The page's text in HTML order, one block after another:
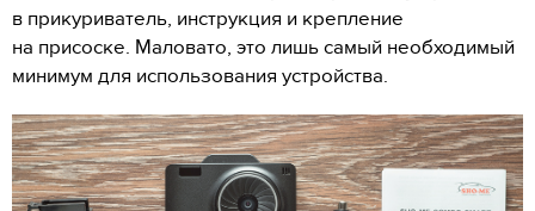
в прикуриватель, инструкция и крепление
на присоске. Маловато, это лишь самый необходимый
минимум для использования устройства.